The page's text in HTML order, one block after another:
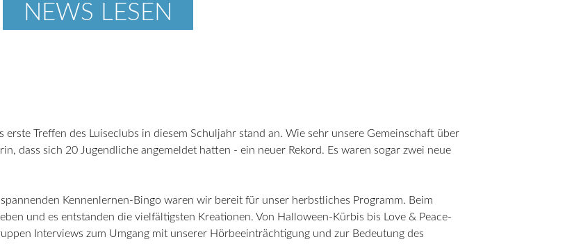
NEWS LESEN
Treffen des Luiseclubs in diesem Schuljahr stand an. Wie sehr unsere Gemeinschaft über
dass sich 20 Jugendliche angemeldet hatten - ein neuer Rekord. Es waren sogar zwei neue
Kennenlernen-Bingo waren wir bereit für unser herbstliches Programm. Beim
und es entstanden die vielfältigsten Kreationen. Von Halloween-Kürbis bis Love & Peace-
Interviews zum Umgang mit unserer Hörbeeinträchtigung und zur Bedeutung des